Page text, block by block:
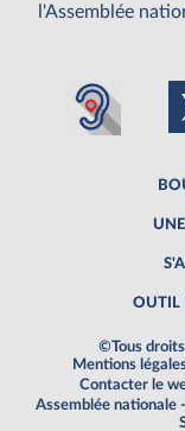
l'Assemblée
OUTIL
©Tous
Mentions
Contacter le
Assemblée nationale